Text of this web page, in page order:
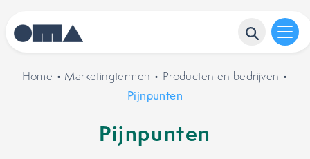
Home • Marketingtermen • Producten en bedrijven •
Pijnpunten
Pijnpunten